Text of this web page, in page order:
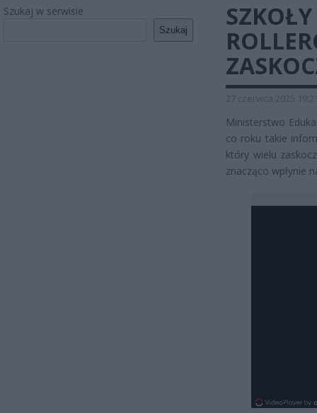
Szukaj w serwisie
Szukaj
27 czerwca 2025
Ministerstwo
co roku takie
który wielu
znacząco wpłynie